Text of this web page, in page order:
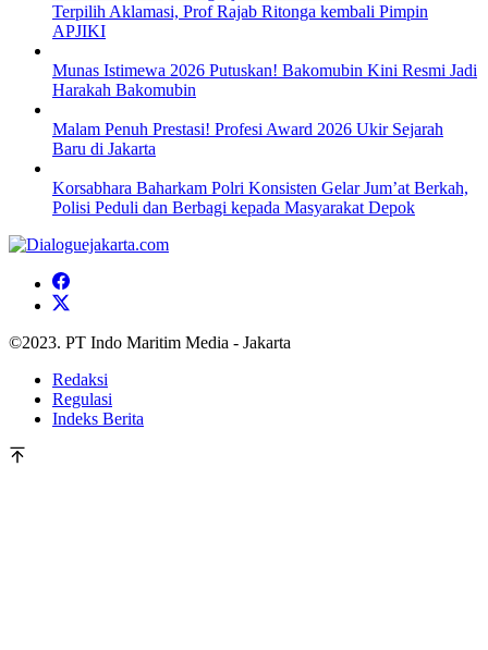
Terpilih Aklamasi, Prof Rajab Ritonga kembali Pimpin
APJIKI
Munas Istimewa 2026 Putuskan! Bakomubin Kini Resmi Jadi
Harakah Bakomubin
Malam Penuh Prestasi! Profesi Award 2026 Ukir Sejarah
Baru di Jakarta
Korsabhara Baharkam Polri Konsisten Gelar Jum’at Berkah,
Polisi Peduli dan Berbagi kepada Masyarakat Depok
©2023. PT Indo Maritim Media - Jakarta
Redaksi
Regulasi
Indeks Berita